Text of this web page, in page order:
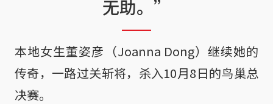
无助。”
本地女生董姿彦（Joanna Dong）继续她的
传奇，一路过关斩将，杀入10月8日的鸟巢总
决赛。